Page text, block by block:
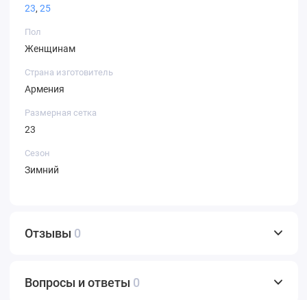
23, 25
Пол
Женщинам
Страна изготовитель
Армения
Размерная сетка
23
Сезон
Зимний
Отзывы 0
Вопросы и ответы 0